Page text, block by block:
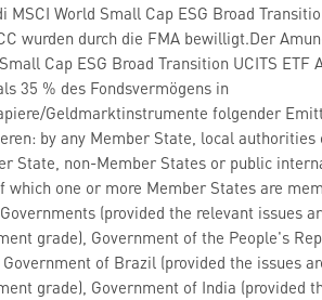
MSCI World Small Cap ESG Broad
wurden durch die FMA bewilligt.Der
Cap ESG Broad Transition UCITS ETF
35 % des Fondsvermögens in
Geldmarktinstrumente folgender
by any Member State, local authorities
State, non-Member States or public
which one or more Member States are
(provided the relevant issues
grade), Government of the People's
Government of Brazil (provided the issues
grade), Government of India (provided